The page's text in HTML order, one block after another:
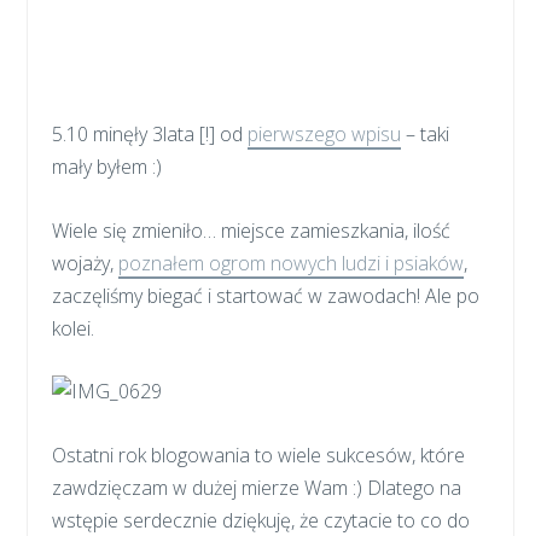
5.10 minęły 3lata [!] od pierwszego wpisu – taki
mały byłem :)
Wiele się zmieniło… miejsce zamieszkania, ilość
wojaży, poznałem ogrom nowych ludzi i psiaków,
zaczęliśmy biegać i startować w zawodach! Ale po
kolei.
Ostatni rok blogowania to wiele sukcesów, które
zawdzięczam w dużej mierze Wam :) Dlatego na
wstępie serdecznie dziękuję, że czytacie to co do